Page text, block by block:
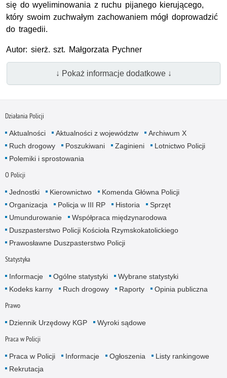
się do wyeliminowania z ruchu pijanego kierującego,
który swoim zuchwałym zachowaniem mógł doprowadzić
do tragedii.
Autor: sierż. szt. Małgorzata Pychner
↓ Pokaż informacje dodatkowe ↓
Działania Policji
Aktualności Aktualności z województw
Archiwum X
Ruch drogowy
Poszukiwani Zaginieni
Lotnictwo Policji
Polemiki i sprostowania
O Policji
Jednostki Kierownictwo
Komenda Główna Policji
Organizacja
Policja w III RP Historia
Sprzęt
Umundurowanie
Współpraca międzynarodowa
Duszpasterstwo Policji Kościoła Rzymskokatolickiego
Prawosławne Duszpasterstwo Policji
Statystyka
Informacje Ogólne statystyki
Wybrane statystyki
Kodeks karny
Ruch drogowy Raporty Opinia publiczna
Prawo
Dziennik Urzędowy KGP Wyroki sądowe
Praca w Policji
Praca w Policji Informacje Ogłoszenia
Listy rankingowe
Rekrutacja